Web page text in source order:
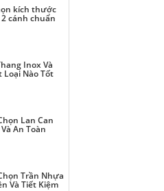
kích thước
cánh chuẩn
Inox Và
Loại Nào Tốt
Lan Can
An Toàn
Trần Nhựa
Và Tiết Kiệm